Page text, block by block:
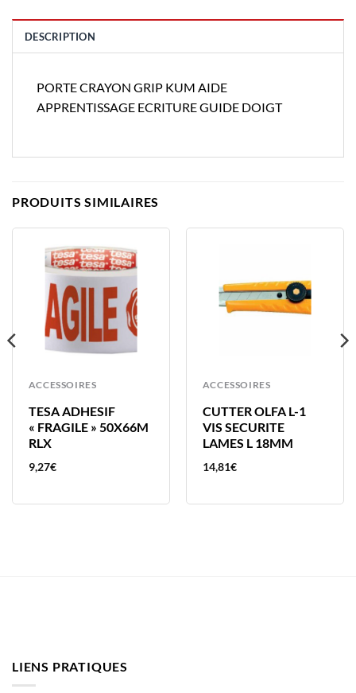
DESCRIPTION
PORTE CRAYON GRIP KUM AIDE
APPRENTISSAGE ECRITURE GUIDE DOIGT
PRODUITS SIMILAIRES
ACCESSOIRES
TESA ADHESIF
« FRAGILE » 50X66M
RLX
9,27€
ACCESSOIRES
CUTTER OLFA L-1
VIS SECURITE
LAMES L 18MM
14,81€
LIENS PRATIQUES